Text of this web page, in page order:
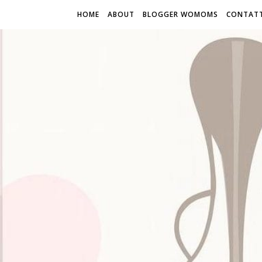
HOME ABOUT BLOGGER WOMOMS